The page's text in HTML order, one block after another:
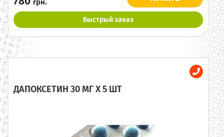
грн.
Быстрый заказ
ДАПОКСЕТИН 30 МГ X 5 ШТ